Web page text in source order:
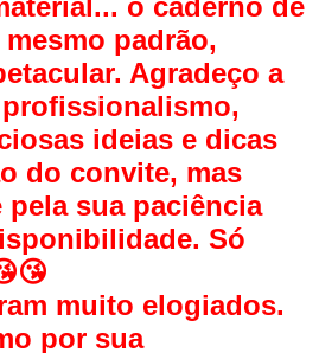
padrão,
Agradeço a
ideias e dicas
do convite, mas
sua paciência
Só
muito elogiados.
por sua